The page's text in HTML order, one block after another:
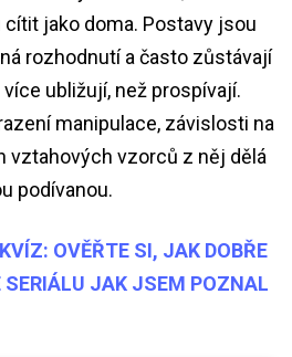
jako doma. Postavy jsou
rozhodnutí a často zůstávají
ubližují, než prospívají.
manipulace, závislosti na
vztahových vzorců z něj dělá
podívanou.
KVÍZ: OVĚŘTE SI, JAK DOBŘE
JAK JSEM POZNAL